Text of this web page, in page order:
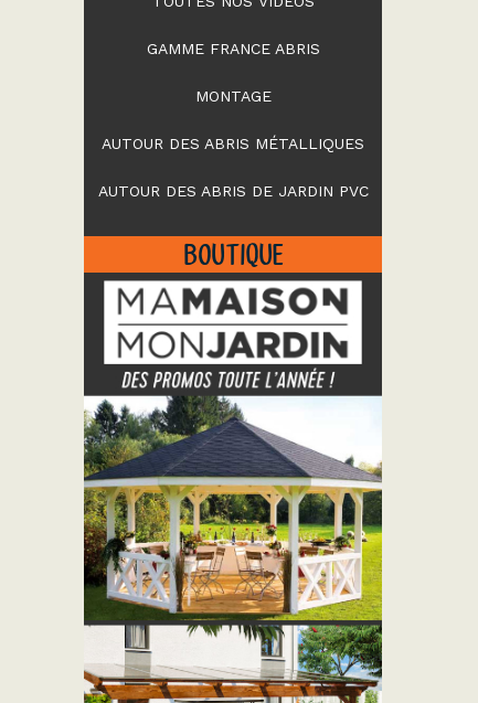
GAMME FRANCE ABRIS
MONTAGE
AUTOUR DES ABRIS MÉTALLIQUES
AUTOUR DES ABRIS DE JARDIN PVC
BOUTIQUE